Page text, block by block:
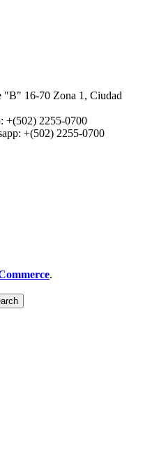
"B" 16-70 Zona 1, Ciudad
+(502) 2255-0700
+(502) 2255-0700
.